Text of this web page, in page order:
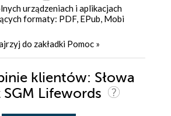
urządzeniach i aplikacjach
formaty: PDF, EPub, Mobi
do zakładki Pomoc »
klientów: Słowa
Lifewords